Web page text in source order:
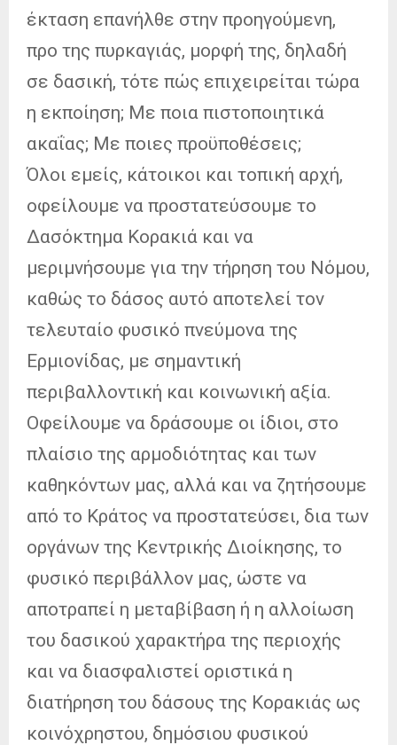
έκταση επανήλθε στην προηγούμενη,
προ της πυρκαγιάς, μορφή της, δηλαδή
σε δασική, τότε πώς επιχειρείται τώρα
η εκποίηση; Με ποια πιστοποιητικά
ακαΐας; Με ποιες προϋποθέσεις;
Όλοι εμείς, κάτοικοι και τοπική αρχή,
οφείλουμε να προστατεύσουμε το
Δασόκτημα Κορακιά και να
μεριμνήσουμε για την τήρηση του Νόμου,
καθώς το δάσος αυτό αποτελεί τον
τελευταίο φυσικό πνεύμονα της
Ερμιονίδας, με σημαντική
περιβαλλοντική και κοινωνική αξία.
Οφείλουμε να δράσουμε οι ίδιοι, στο
πλαίσιο της αρμοδιότητας και των
καθηκόντων μας, αλλά και να ζητήσουμε
από το Κράτος να προστατεύσει, δια των
οργάνων της Κεντρικής Διοίκησης, το
φυσικό περιβάλλον μας, ώστε να
αποτραπεί η μεταβίβαση ή η αλλοίωση
του δασικού χαρακτήρα της περιοχής
και να διασφαλιστεί οριστικά η
διατήρηση του δάσους της Κορακιάς ως
κοινόχρηστου, δημόσιου φυσικού